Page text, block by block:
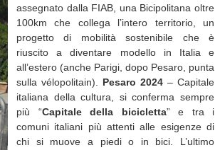
assegnato dalla FIAB, una Bicipolitana oltre
100km che collega l’intero territorio, un
progetto di mobilità sostenibile che è
riuscito a diventare modello in Italia e
all’estero (anche Parigi, dopo Pesaro, punta
sulla vélopolitain). Pesaro 2024 – Capitale
italiana della cultura, si conferma sempre
più “Capitale della bicicletta” e tra i
comuni italiani più attenti alle esigenze di
chi si muove a piedi o in bici. L’ultimo